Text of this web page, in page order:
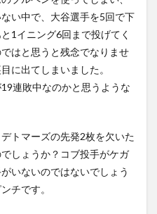
い中で、大谷選手を5回で下
1イニング6回まで投げてく
はと思うと残念でなりませ
に出てしまいました。
連敗中なのかと思うような
トマーズの先発2枚を欠いた
しょうか？コブ投手がケガ
いないのではないでしょう
チです。